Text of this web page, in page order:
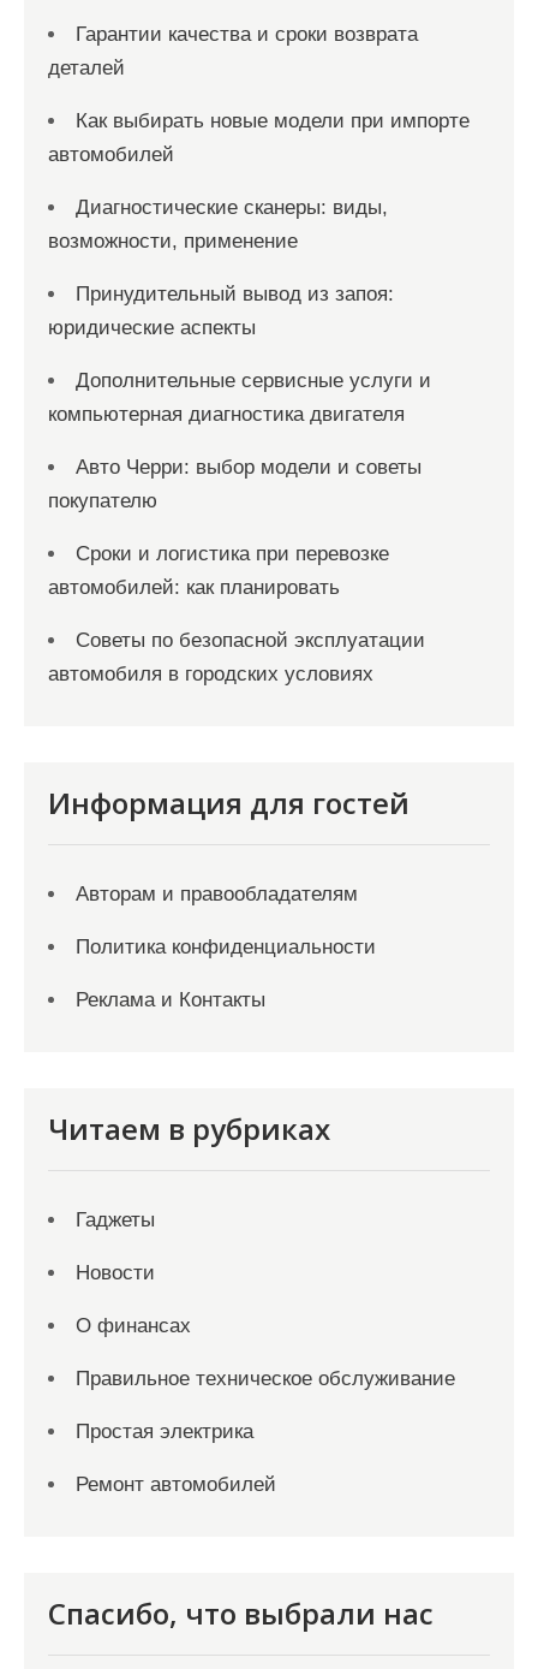
Гарантии качества и сроки возврата
деталей
Как выбирать новые модели при импорте
автомобилей
Диагностические сканеры: виды,
возможности, применение
Принудительный вывод из запоя:
юридические аспекты
Дополнительные сервисные услуги и
компьютерная диагностика двигателя
Авто Черри: выбор модели и советы
покупателю
Сроки и логистика при перевозке
автомобилей: как планировать
Советы по безопасной эксплуатации
автомобиля в городских условиях
Информация для гостей
Авторам и правообладателям
Политика конфиденциальности
Реклама и Контакты
Читаем в рубриках
Гаджеты
Новости
О финансах
Правильное техническое обслуживание
Простая электрика
Ремонт автомобилей
Спасибо, что выбрали нас